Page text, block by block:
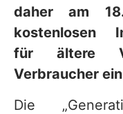
daher am
kostenlosen
für ältere
Verbraucher
Die